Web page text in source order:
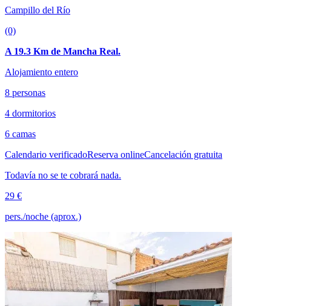
Campillo del Río
(0)
A 19.3 Km de Mancha Real.
Alojamiento entero
8 personas
4 dormitorios
6 camas
Calendario verificadoReserva onlineCancelación gratuita
Todavía no se te cobrará nada.
29 €
pers./noche (aprox.)